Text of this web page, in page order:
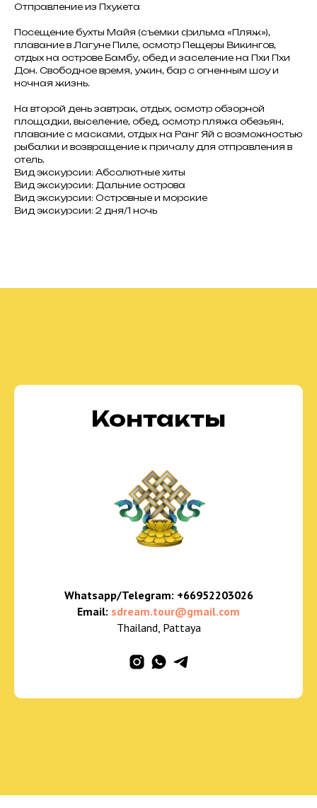
Отправление из Пхукета
Посещение бухты Майя (съемки фильма «Пляж»),
плавание в Лагуне Пиле, осмотр Пещеры Викингов,
отдых на острове Бамбу, обед и заселение на Пхи Пхи
Дон. Свободное время, ужин, бар с огненным шоу и
ночная жизнь.
На второй день завтрак, отдых, осмотр обзорной
площадки, выселение, обед, осмотр пляжа обезьян,
плавание с масками, отдых на Ранг Яй с возможностью
рыбалки и возвращение к причалу для отправления в
отель.
Вид экскурсии: Абсолютные хиты
Вид экскурсии: Дальние острова
Вид экскурсии: Островные и морские
Вид экскурсии: 2 дня/1 ночь
Контакты
Whatsapp/Telegram: +66952203026
Email: sdream.tour@gmail.com
Thailand, Pattaya